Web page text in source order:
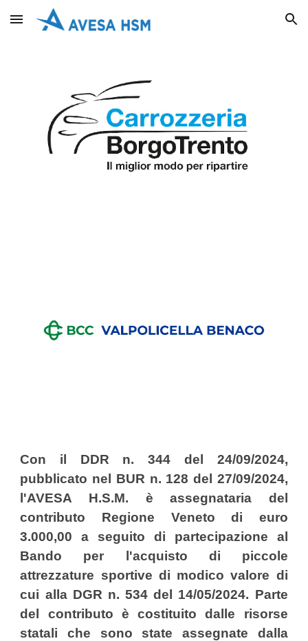
Skip to main content Skip to navigation
Con il DDR n. 344 del 24/09/2024,
pubblicato nel BUR n. 128 del 27/09/2024,
l'AVESA H.S.M. è assegnataria del
contributo Regione Veneto di euro
3.000,00 a seguito di partecipazione al
Bando per l'acquisto di piccole
attrezzature sportive di modico valore di
cui alla DGR n. 534 del 14/05/2024. Parte
del contributo è costituito dalle risorse
statali che sono state assegnate dalla